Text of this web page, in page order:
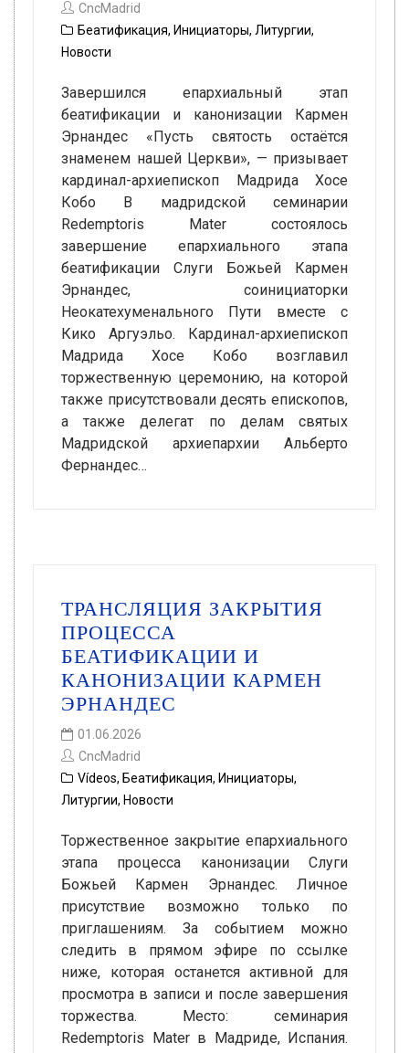
CncMadrid
Беатификация, Инициаторы, Литургии,
Новости
Завершился епархиальный этап
беатификации и канонизации Кармен
Эрнандес «Пусть святость остаётся
знаменем нашей Церкви», — призывает
кардинал-архиепископ Мадрида Хосе
Кобо В мадридской семинарии
Redemptoris Mater состоялось
завершение епархиального этапа
беатификации Слуги Божьей Кармен
Эрнандес, соинициаторки
Неокатехуменального Пути вместе с
Кико Аргуэльо. Кардинал-архиепископ
Мадрида Хосе Кобо возглавил
торжественную церемонию, на которой
также присутствовали десять епископов,
а также делегат по делам святых
Мадридской архиепархии Альберто
Фернандес…
ТРАНСЛЯЦИЯ ЗАКРЫТИЯ
ПРОЦЕССА
БЕАТИФИКАЦИИ И
КАНОНИЗАЦИИ КАРМЕН
ЭРНАНДЕС
01.06.2026
CncMadrid
Vídeos, Беатификация, Инициаторы,
Литургии, Новости
Торжественное закрытие епархиального
этапа процесса канонизации Слуги
Божьей Кармен Эрнандес. Личное
присутствие возможно только по
приглашениям. За событием можно
следить в прямом эфире по ссылке
ниже, которая останется активной для
просмотра в записи и после завершения
торжества. Место: семинария
Redemptoris Mater в Мадриде, Испания.